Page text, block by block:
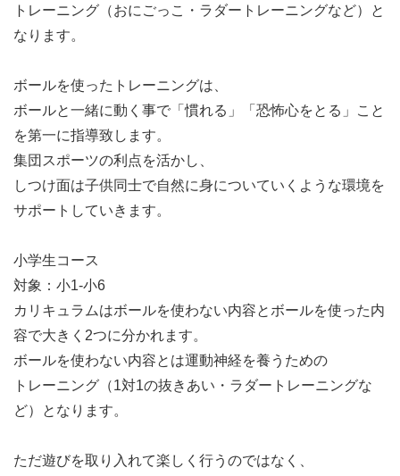
トレーニング（おにごっこ・ラダートレーニングなど）と
なります。
ボールを使ったトレーニングは、
ボールと一緒に動く事で「慣れる」「恐怖心をとる」こと
を第一に指導致します。
集団スポーツの利点を活かし、
しつけ面は子供同士で自然に身についていくような環境を
サポートしていきます。
小学生コース
対象：小1-小6
カリキュラムはボールを使わない内容とボールを使った内
容で大きく2つに分かれます。
ボールを使わない内容とは運動神経を養うための
トレーニング（1対1の抜きあい・ラダートレーニングな
ど）となります。
ただ遊びを取り入れて楽しく行うのではなく、